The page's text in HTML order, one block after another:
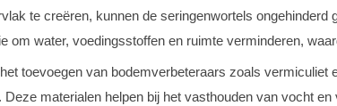
te creëren, kunnen de seringenwortels ongehinderd
om water, voedingsstoffen en ruimte verminderen,
toevoegen van bodemverbeteraars zoals vermiculiet
Deze materialen helpen bij het vasthouden van vocht